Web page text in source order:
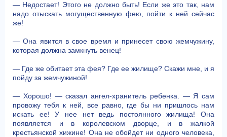
— Недостает! Этого не должно быть! Если же это так, нам
надо отыскать могущественную фею, пойти к ней сейчас
же!
— Она явится в свое время и принесет свою жемчужину,
которая должна замкнуть венец!
— Где же обитает эта фея? Где ее жилище? Скажи мне, и я
пойду за жемчужиной!
— Хорошо! — сказал ангел-хранитель ребенка. — Я сам
провожу тебя к ней, все равно, где бы ни пришлось нам
искать ее! У нее нет ведь постоянного жилища! Она
появляется и в королевском дворце, и в жалкой
крестьянской хижине! Она не обойдет ни одного человека,